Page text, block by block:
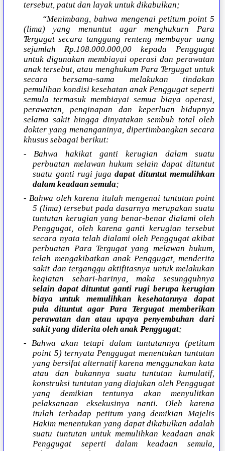
tersebut, patut dan layak untuk dikabulkan;
“Menimbang, bahwa mengenai petitum point 5
(lima) yang menuntut agar menghukurn Para
Tergugat secara tanggung renteng membayar uang
sejumlah Rp.108.000.000,00 kepada Penggugat
untuk digunakan membiayai operasi dan perawatan
anak tersebut, atau menghukum Para Tergugat untuk
secara bersama-sama melakukan tindakan
pemulihan kondisi kesehatan anak Penggugat seperti
semula termasuk membiayai semua biaya operasi,
perawatan, penginapan dan keperluan hidupnya
selama sakit hingga dinyatakan sembuh total oleh
dokter yang menanganinya, dipertimbangkan secara
khusus sebagai berikut:
- Bahwa hakikat ganti kerugian dalam suatu
perbuatan melawan hukum selain dapat dituntut
suatu ganti rugi jugadapat dituntut memulihkan
dalam keadaan semula;
- Bahwa oleh karena itulah mengenai tuntutan point
5 (lima) tersebut pada dasarnya merupakan suatu
tuntutan kerugian yang benar-benar dialami oleh
Penggugat, oleh karena ganti kerugian tersebut
secara nyata telah dialami oleh Penggugat akibat
perbuatan Para Tergugat yang melawan hukum,
telah mengakibatkan anak Penggugat, menderita
sakit dan terganggu aktifitasnya untuk melakukan
kegiatan sehari-harinya, maka sesungguhnya
selain dapat dituntut ganti rugi berupa kerugian
biaya untuk memulihkan kesehatannya dapat
pula dituntut agar Para Tergugat memberikan
perawatan dan atau upaya penyembuhan dari
sakit yang diderita oleh anak Penggugat;
- Bahwa akan tetapi dalam tuntutannya (petitum
point 5) ternyata Penggugat menentukan tuntutan
yang bersifat alternatif karena menggunakan kata
atau dan bukannya suatu tuntutan kumulatif,
konstruksi tuntutan yang diajukan oleh Penggugat
yang demikian tentunya akan menyulitkan
pelaksanaan eksekusinya nanti. Oleh karena
itulah terhadap petitum yang demikian Majelis
Hakim menentukan yang dapat dikabulkan adalah
suatu tuntutan untuk memulihkan keadaan anak
Penggugat seperti dalam keadaan semula,